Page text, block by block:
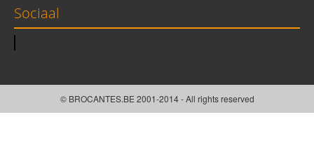
Sociaal
© BROCANTES.BE 2001-2014 - All rights reserved